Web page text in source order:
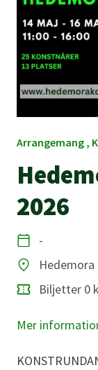
Arrangemang ,
2026
Datum
-
Plats
Biljetter 0
Mer